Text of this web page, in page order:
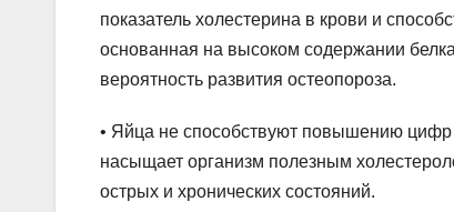
показатель холестерина в крови и
основанная на высоком содержании
вероятность развития остеопороза.
• Яйца не способствуют повышению
насыщает организм полезным
острых и хронических состояний.